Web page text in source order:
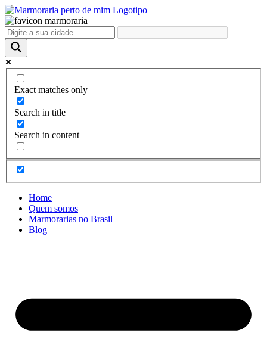
Ir
para
o
conteúdo
Exact matches only
Search in title
Search in content
Home
Quem somos
Marmorarias no Brasil
Blog